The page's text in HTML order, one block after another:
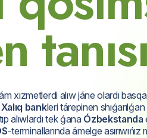
n tanısı
xızmetlerdi alıw jáne olardı
Xalıq bankleri tárepinen shıǵarılǵan
alıwlardı tek ǵana Ózbekstanda
-terminallarında ámelge asırıwıńız